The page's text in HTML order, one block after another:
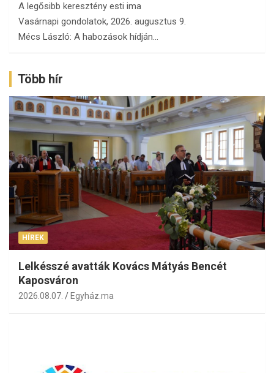
A legősibb keresztény esti ima
Vasárnapi gondolatok, 2026. augusztus 9.
Mécs László: A habozások hídján…
Több hír
HÍREK
Lelkésszé avatták Kovács Mátyás Bencét
Kaposváron
2026.08.07. Egyház.ma